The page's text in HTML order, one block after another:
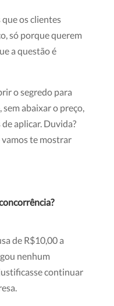
que os clientes
só porque querem
a questão é
o segredo para
abaixar o preço,
aplicar. Duvida?
te mostrar
de R$10,00 a
nenhum
continuar